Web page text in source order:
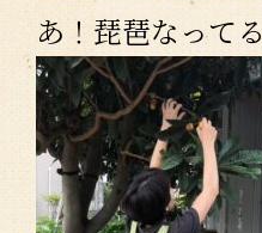
あ！琵琶なってる